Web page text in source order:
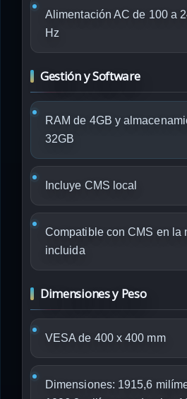
Alimentación AC de 100 a
Hz
Gestión y Software
RAM de 4GB y
32GB
Incluye CMS local
Compatible con CMS en la
incluida
Dimensiones y Peso
VESA de 400 x 400 mm
Dimensiones: 1915,6